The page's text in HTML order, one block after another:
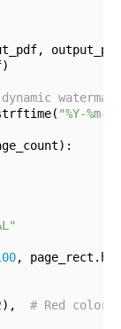
watermark
"%Y-%m-
,
), # Red color